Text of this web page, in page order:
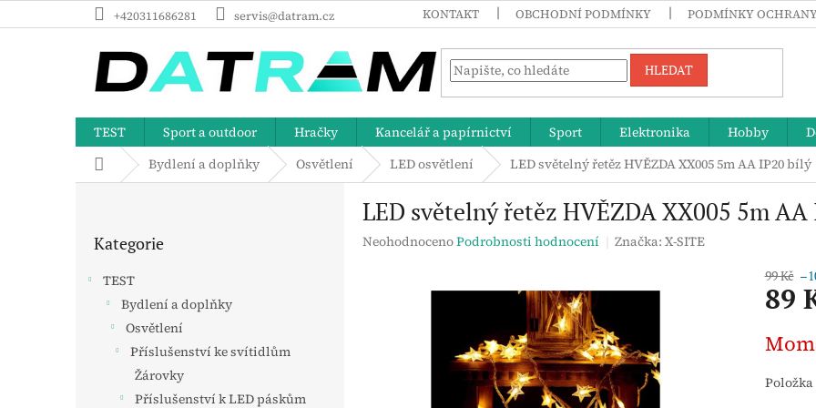
na
+420311686281 servis@datram.cz KONTAKT OBCHODNÍ PODMÍNKY PODMÍNKY
HLEDAT
TEST Sport a outdoor Hračky Kancelář a papírnictví Sport Elektronika Hobby
Domů Bydlení a doplňky Osvětlení LED osvětlení LED světelný řetěz HVĚZDA XX005 5m AA IP20 bílý
kategorie
Kategorie
TEST
Bydlení a doplňky
Osvětlení
Příslušenství ke svítidlům
Žárovky
Příslušenství k LED páskům
LED světelný řetěz HVĚZDA XX005 5m
Průměrné
NeohodnocenoPodrobnosti hodnocení Značka:X-SITE
99 Kč
89
cena: